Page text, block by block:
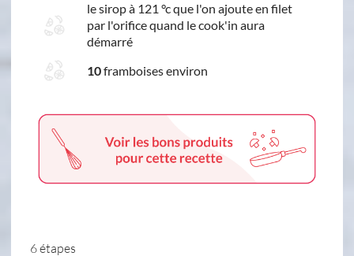
le sirop à 121 °c que l'on ajoute en filet
par l'orifice quand le cook'in aura
démarré
10framboises environ
6 étapes